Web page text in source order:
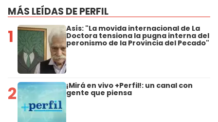
MÁS LEÍDAS DE PERFIL
1 Asís: "La movida internacional de La
Doctora tensiona la pugna interna del
peronismo de la Provincia del Pecado"
2 ¡Mirá en vivo +Perfil!: un canal con
gente que piensa